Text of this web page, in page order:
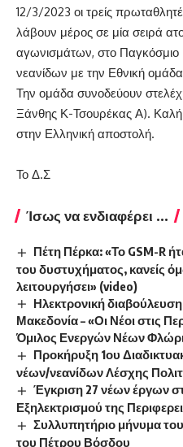
12/3/2023 οι τρείς
λάβουν μέρος σε μία σειρά
αγωνισμάτων, στο
νεανίδων με την Εθνική
Την ομάδα συνοδεύουν
Ξάνθης Κ-Τσουρέκας Α). Καλή
στην Ελληνική αποστολή.
Το Δ.Σ
Ίσως να ενδιαφέρει ...
Πέτη Πέρκα: «Το GSM-R
του δυστυχήματος, κανείς
λειτουργήσει» (video)
Ηλεκτρονική
Μακεδονία – «Οι Νέοι στις
Όμιλος Ενεργών Νέων
Προκήρυξη 1ου
νέων/νεανίδων Λέσχης
Έγκριση 27 νέων έργων
Εξηλεκτρισμού της
Συλλυπητήριο μήνυμα
του Πέτρου Βόσδου